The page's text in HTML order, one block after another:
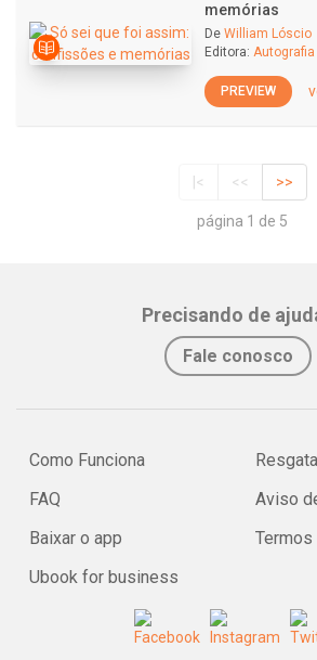
memórias
De William Lóscio
Editora: Autografia
PREVIEW
|< << >>
página 1 de 5
Precisando de
Fale conosco
Como Funciona
FAQ
Baixar o app
Ubook for business
Aviso
Termos